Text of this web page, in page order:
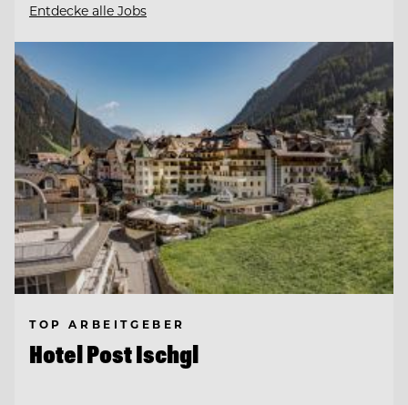
Entdecke alle Jobs
TOP ARBEITGEBER
Hotel Post Ischgl